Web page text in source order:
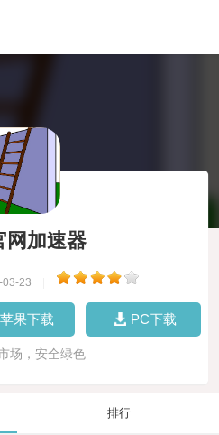
网加速器
03-23
苹果下载 PC下载
场，安全绿色
排行